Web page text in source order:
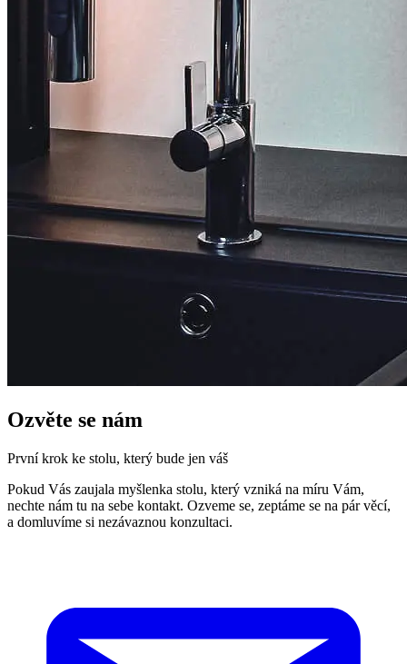
Ozvěte se nám
První krok ke stolu, který bude jen váš
Pokud Vás zaujala myšlenka stolu, který vzniká na míru Vám,
nechte nám tu na sebe kontakt. Ozveme se, zeptáme se na pár věcí,
a domluvíme si nezávaznou konzultaci.